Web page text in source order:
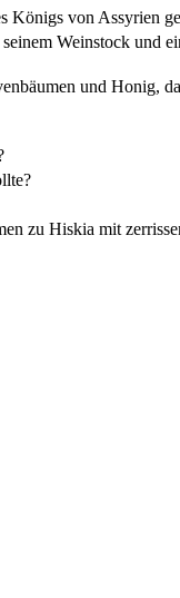
Königs von Assyrien
Weinstock und
und Honig,
zu Hiskia mit